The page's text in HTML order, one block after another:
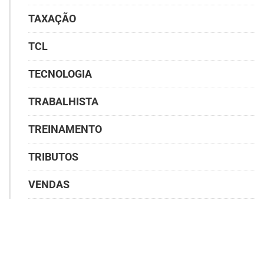
TAXAÇÃO
TCL
TECNOLOGIA
TRABALHISTA
TREINAMENTO
TRIBUTOS
VENDAS